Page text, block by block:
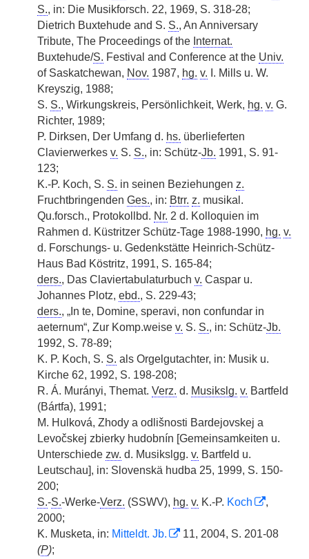
S., in: Die Musikforsch. 22, 1969, S. 318-28;
Dietrich Buxtehude and S. S., An Anniversary
Tribute, The Proceedings of the Internat.
Buxtehude/S. Festival and Conference at the Univ.
of Saskatchewan, Nov. 1987, hg. v. I. Mills u. W.
Kreyszig, 1988;
S. S., Wirkungskreis, Persönlichkeit, Werk, hg. v. G.
Richter, 1989;
P. Dirksen, Der Umfang d. hs. überlieferten
Clavierwerkes v. S. S., in: Schütz-Jb. 1991, S. 91-
123;
K.-P. Koch, S. S. in seinen Beziehungen z.
Fruchtbringenden Ges., in: Btrr. z. musikal.
Qu.forsch., Protokollbd. Nr. 2 d. Kolloquien im
Rahmen d. Küstritzer Schütz-Tage 1988-1990, hg. v.
d. Forschungs- u. Gedenkstätte Heinrich-Schütz-
Haus Bad Köstritz, 1991, S. 165-84;
ders., Das Claviertabulaturbuch v. Caspar u.
Johannes Plotz, ebd., S. 229-43;
ders., „In te, Domine, speravi, non confundar in
aeternum“, Zur Komp.weise v. S. S., in: Schütz-Jb.
1992, S. 78-89;
K. P. Koch, S. S. als Orgelgutachter, in: Musik u.
Kirche 62, 1992, S. 198-208;
R. Á. Murányi, Themat. Verz. d. Musikslg. v. Bartfeld
(Bártfa), 1991;
M. Hulková, Zhody a odlišnosti Bardejovskej a
Levočskej zbierky hudobnín [Gemeinsamkeiten u.
Unterschiede zw. d. Musikslgg. v. Bartfeld u.
Leutschau], in: Slovenskä hudba 25, 1999, S. 150-
200;
S.-S.-Werke-Verz. (SSWV), hg. v. K.-P. Koch
,
2000;
K. Musketa, in: Mitteldt. Jb.
11, 2004, S. 201-08
(P);